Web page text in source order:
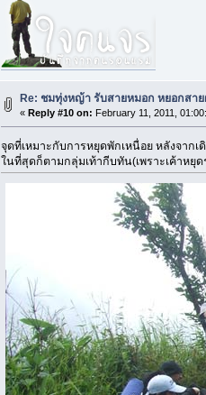
Re: ชมทุ่งหญ้า รับสายหมอก หยอกสาย
« Reply #10 on: February 11, 2011,
จุดที่เหมาะกับการหยุดพักเหนื่อย หลังจากเ
ในที่สุดก็ตามกลุ่มเท้ากีบทัน(เพราะเค้าหยุ